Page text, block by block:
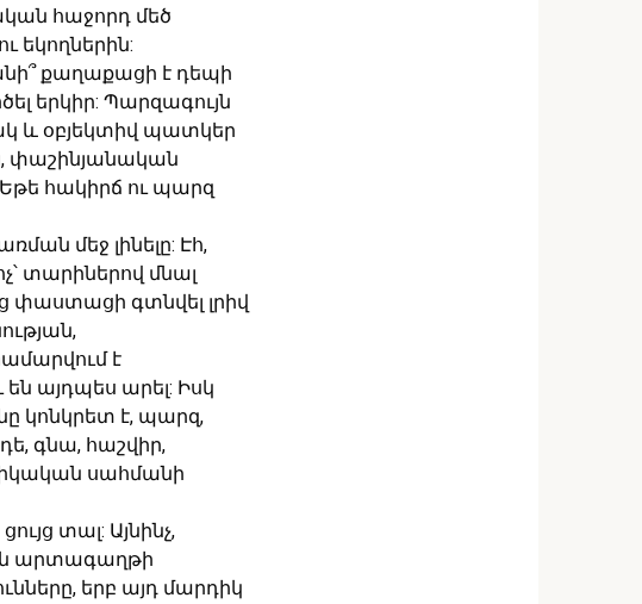
հաջորդ մեծ
եկողներին:
քաղաքացի է դեպի
երկիր: Պարզագույն
և օբյեկտիվ պատկեր
փաշինյանական
Եթե հակիրճ ու պարզ
մեջ լինելը: Էհ,
տարիներով մնալ
փաստացի գտնվել լրիվ
է
այդպես արել: Իսկ
կոնկրետ է, պարզ,
գնա, հաշվիր,
սահմանի
տալ: Այնինչ,
արտագաղթի
երբ այդ մարդիկ